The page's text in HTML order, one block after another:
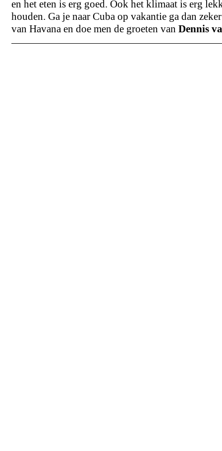
en het eten is erg goed. Ook het klimaat is erg
houden. Ga je naar Cuba op vakantie ga dan
van Havana en doe men de groeten van Dennis